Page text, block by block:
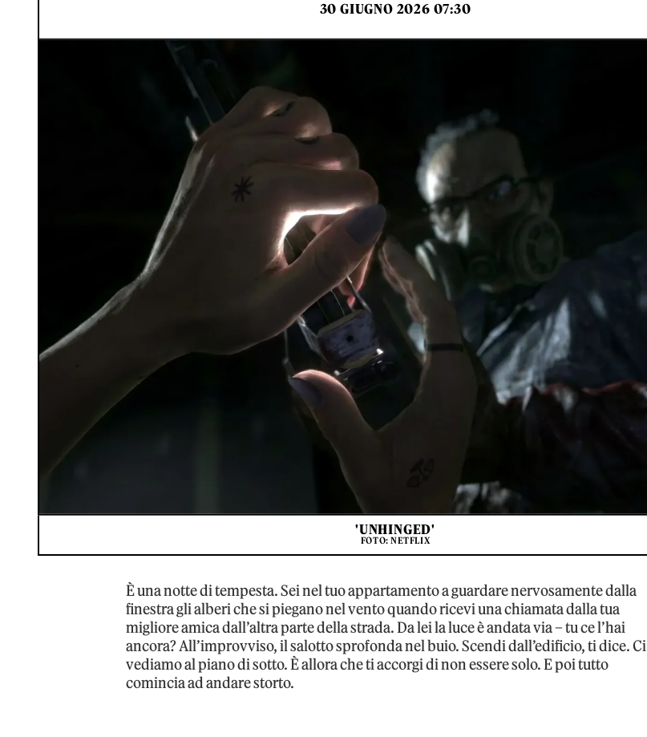
30 GIUGNO 2026 07:30
'UNHINGED'
FOTO: NETFLIX
È una notte di tempesta. Sei nel tuo appartamento a guardare nervosamente dalla
finestra gli alberi che si piegano nel vento quando ricevi una chiamata dalla tua
migliore amica dall’altra parte della strada. Da lei la luce è andata via – tu ce l’hai
ancora? All’improvviso, il salotto sprofonda nel buio. Scendi dall’edificio, ti dice. Ci
vediamo al piano di sotto. È allora che ti accorgi di non essere solo. E poi tutto
comincia ad andare storto.